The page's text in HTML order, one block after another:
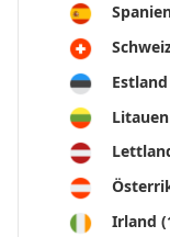
Estland
Litauen
Irland